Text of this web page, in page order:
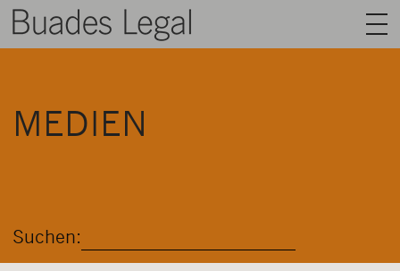
MEDIEN
Suchen: